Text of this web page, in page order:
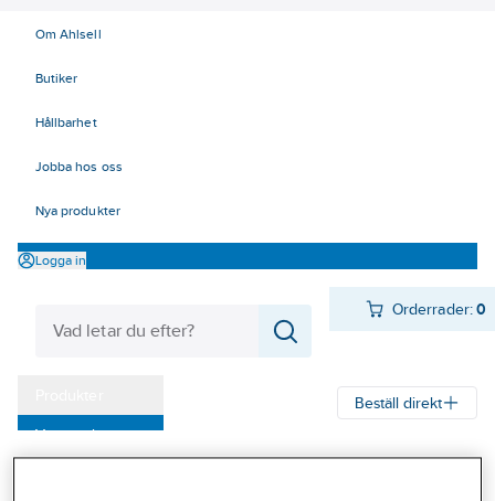
Om Ahlsell
Butiker
Hållbarhet
Jobba hos oss
Nya produkter
Logga in
Orderrader:0
Varumärken
Beställ direkt